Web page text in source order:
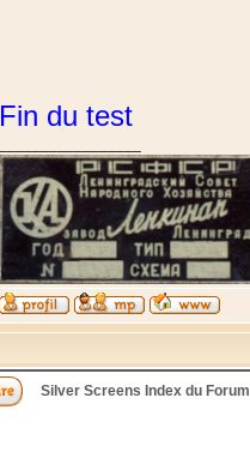
Fin du test
Silver Screens Index du Forum